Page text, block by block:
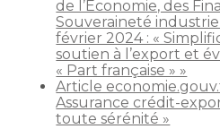
de l’Économie, des
Souveraineté
février 2024 : «
soutien à l’export et
« Part française » »
Article
Assurance crédit-
toute sérénité »